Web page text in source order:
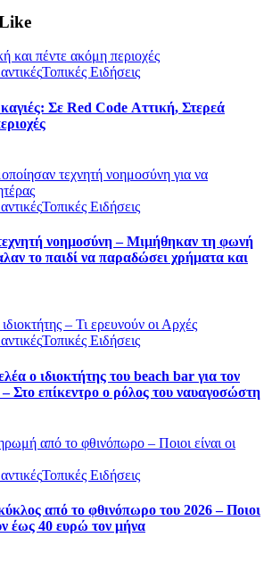
Τοπικές Ειδήσεις
Σε Red Code Αττική, Στερεά
Τοπικές Ειδήσεις
νοημοσύνη – Μιμήθηκαν τη φωνή
το παιδί να παραδώσει χρήματα και
Τοπικές Ειδήσεις
ο ιδιοκτήτης του beach bar για τον
Στο επίκεντρο ο ρόλος του ναυαγοσώστη
Τοπικές Ειδήσεις
από το φθινόπωρο του 2026 – Ποιοι
έως 40 ευρώ τον μήνα